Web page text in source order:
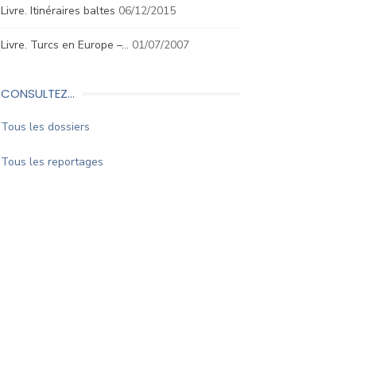
Livre. Itinéraires baltes 06/12/2015
Livre. Turcs en Europe –… 01/07/2007
CONSULTEZ…
Tous les dossiers
Tous les reportages